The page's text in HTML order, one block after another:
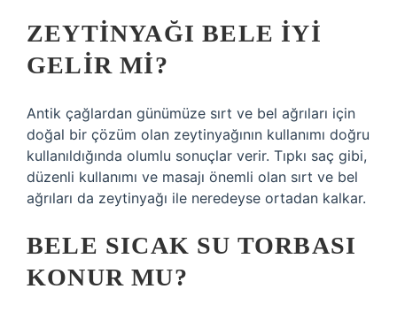
ZEYTINYAĞI BELE IYI
GELIR MI?
Antik çağlardan günümüze sırt ve bel ağrıları için
doğal bir çözüm olan zeytinyağının kullanımı doğru
kullanıldığında olumlu sonuçlar verir. Tıpkı saç gibi,
düzenli kullanımı ve masajı önemli olan sırt ve bel
ağrıları da zeytinyağı ile neredeyse ortadan kalkar.
BELE SICAK SU TORBASI
KONUR MU?